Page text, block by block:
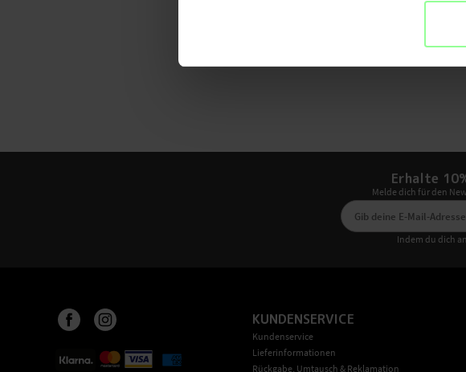
Erhalte
Melde dich für den
Indem du dich
KUNDENSERVICE
Kundenservice
Lieferinformationen
Rückgabe, Umtausch & Reklamation